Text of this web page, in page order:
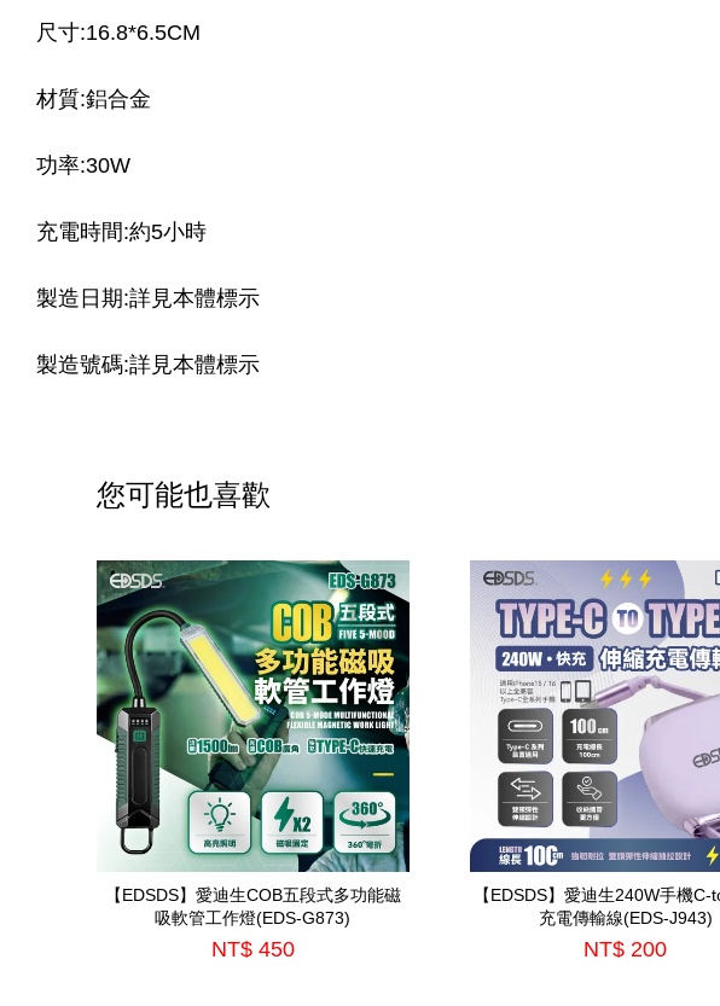
尺寸:16.8*6.5CM
材質:鋁合金
功率:30W
充電時間:約5小時
製造日期:詳見本體標示
製造號碼:詳見本體標示
您可能也喜歡
【EDSDS】愛迪生COB五段式多功能磁
吸軟管工作燈(EDS-G873)
NT$ 450
【EDSDS】愛迪生240W手機C-
充電傳輸線(EDS-J943)
NT$ 200